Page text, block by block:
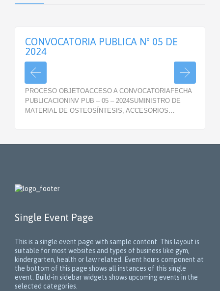
CONVOCATORIA PUBLICA N° 05 DE
2024
PROCESO OBJETOACCESO A CONVOCATORIAFECHA
PUBLICACIONINV PUB – 05 – 2024SUMINISTRO DE
MATERIAL DE OSTEOSÍNTESIS, ACCESORIOS…
Single Event Page
This is a single event page with sample content. This layout is
suitable for most websites and types of business like gym,
kindergarten, health or law related. Event hours component at
the bottom of this page shows all instances of this single
event. Build-in sidebar widgets shows upcoming events in the
selected categories.